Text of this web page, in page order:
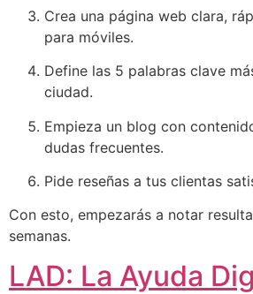
Crea una página web clara,
para móviles.
Define las 5 palabras clave
ciudad.
Empieza un blog con
dudas frecuentes.
Pide reseñas a tus clientas
Con esto, empezarás a notar
semanas.
LAD: La Ayuda